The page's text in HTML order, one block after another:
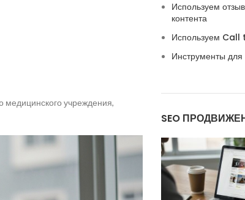
учреждения,
Используем
контента
Используем
Инструменты для
SEO